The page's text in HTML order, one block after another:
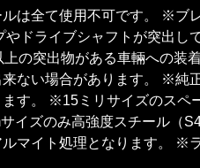
は全て使用不可です。 ※ブ
ドライブシャフトが突出
の突出物がある車輛への
来ない場合があります。 ※
す。 ※15ミリサイズのスペ
イズのみ高強度スチール（
マイト処理となります。 ※